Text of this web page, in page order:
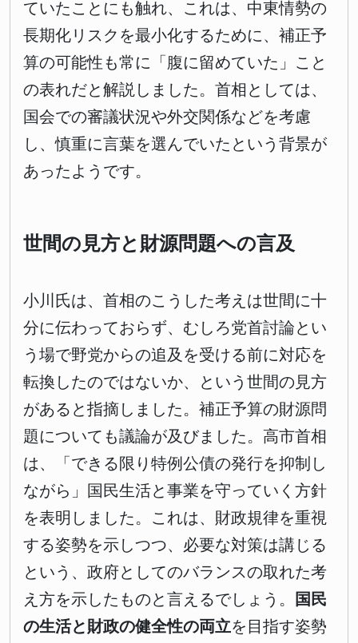
ていたことにも触れ、これは、中東情勢の
長期化リスクを最小化するために、補正予
算の可能性も常に「腹に留めていた」こと
の表れだと解説しました。首相としては、
国会での審議状況や外交関係などを考慮
し、慎重に言葉を選んでいたという背景が
あったようです。
世間の見方と財源問題への言及
小川氏は、首相のこうした考えは世間に十
分に伝わっておらず、むしろ党首討論とい
う場で野党からの追及を受ける前に対応を
転換したのではないか、という世間の見方
があると指摘しました。補正予算の財源問
題についても議論が及びました。高市首相
は、「できる限り特例公債の発行を抑制し
ながら」国民生活と事業を守っていく方針
を表明しました。これは、財政規律を重視
する姿勢を示しつつ、必要な対策は講じる
という、政府としてのバランスの取れた考
え方を示したものと言えるでしょう。
国民
の生活と財政の健全性の両立を目指す姿勢